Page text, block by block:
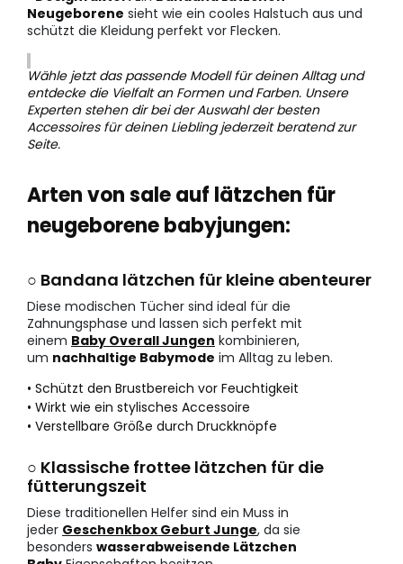
Neugeborene sieht wie ein cooles Halstuch aus und
schützt die Kleidung perfekt vor Flecken.
Wähle jetzt das passende Modell für deinen Alltag und
entdecke die Vielfalt an Formen und Farben. Unsere
Experten stehen dir bei der Auswahl der besten
Accessoires für deinen Liebling jederzeit beratend zur
Seite.
Arten von sale auf lätzchen für
neugeborene babyjungen:
○ Bandana lätzchen für kleine abenteurer
Diese modischen Tücher sind ideal für die
Zahnungsphase und lassen sich perfekt mit
einem Baby Overall Jungen kombinieren,
um nachhaltige Babymode im Alltag zu leben.
• Schützt den Brustbereich vor Feuchtigkeit
• Wirkt wie ein stylisches Accessoire
• Verstellbare Größe durch Druckknöpfe
○ Klassische frottee lätzchen für die
fütterungszeit
Diese traditionellen Helfer sind ein Muss in
jeder Geschenkbox Geburt Junge, da sie
besonders wasserabweisende Lätzchen